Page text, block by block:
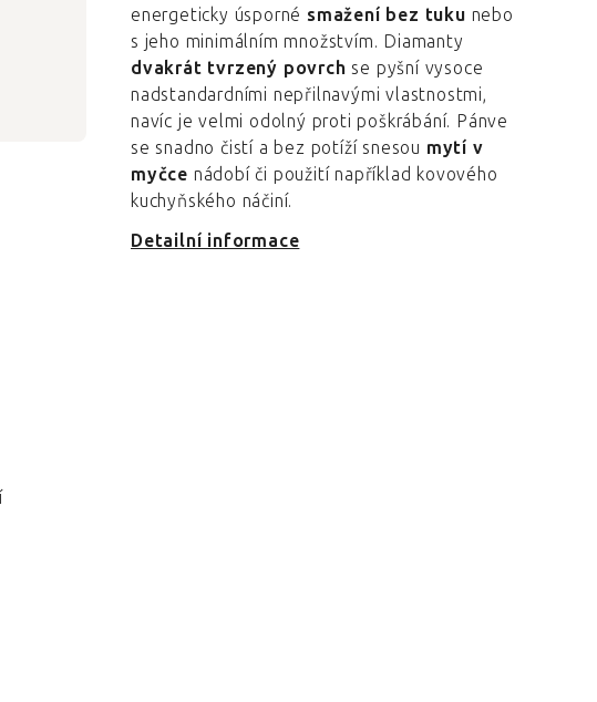
energeticky úsporné smažení bez tuku nebo
s jeho minimálním množstvím. Diamanty
dvakrát tvrzený povrch se pyšní vysoce
nadstandardními nepřilnavými vlastnostmi,
navíc je velmi odolný proti poškrábání. Pánve
se snadno čistí a bez potíží snesou mytí v
myčce nádobí či použití například kovového
kuchyňského náčiní.
Detailní informace